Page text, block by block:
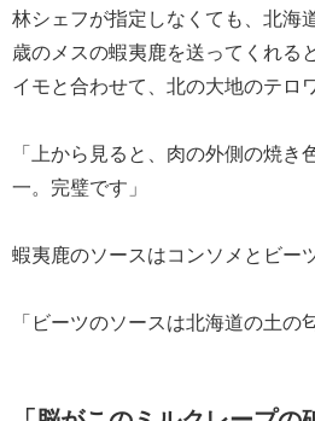
林シェフが指定しなくても、北海
歳のメスの蝦夷鹿を送ってくれる
イモと合わせて、北の大地のテロ
「上から見ると、肉の外側の焼き
一。完璧です」
蝦夷鹿のソースはコンソメとビーツ
「ビーツのソースは北海道の土の